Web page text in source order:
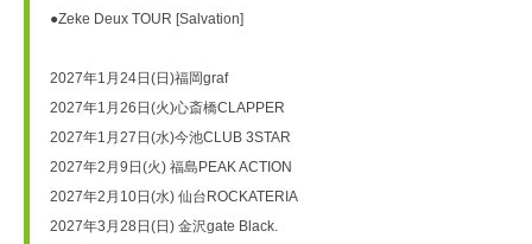
●Zeke Deux TOUR [Salvation]
2027年1月24日(日)福岡graf
2027年1月26日(火)心斎橋CLAPPER
2027年1月27日(水)今池CLUB 3STAR
2027年2月9日(火) 福島PEAK ACTION
2027年2月10日(水) 仙台ROCKATERIA
2027年3月28日(日) 金沢gate Black.